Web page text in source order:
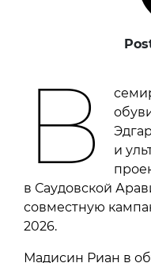
В
и
в Саудовской
совместную
2026.
Мадисин Риан в